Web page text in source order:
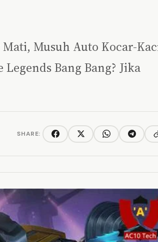
Musuh Auto Kocar-
Bang Bang? Jika
SHARE: FacebookTwitter/XWhatsAppTelegram